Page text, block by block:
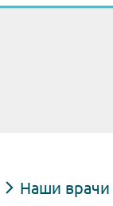
Наши врачи